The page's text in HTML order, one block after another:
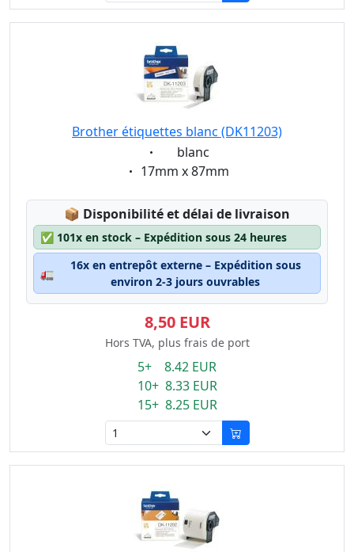
Brother étiquettes blanc (DK11203)
Eigenschaft:
blanc
Eigenschaft:
17mm x 87mm
📦 Lagerstatus:
Disponibilité et délai de livraison
✅ 101x en stock – Expédition sous 24 heures
🚛
16x en entrepôt externe – Expédition sous
environ 2-3 jours ouvrables
8,50 EUR
Hors TVA, plus frais de port
5+ 8.42 EUR
10+ 8.33 EUR
15+ 8.25 EUR